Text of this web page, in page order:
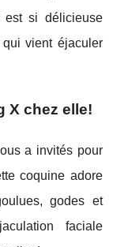
est si délicieuse
vient éjaculer
X chez elle!
a invités pour
coquine adore
godes et
faciale